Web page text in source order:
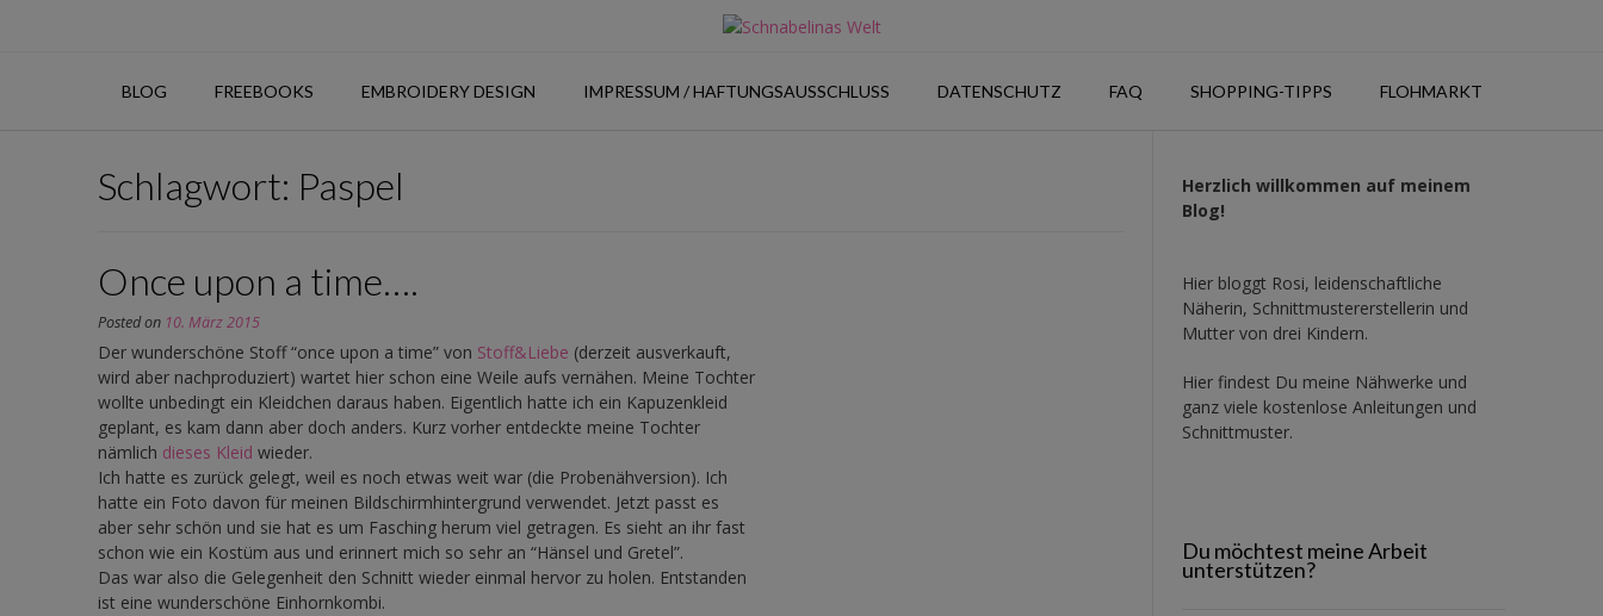
BLOG FREEBOOKS EMBROIDERY DESIGN IMPRESSUM / HAFTUNGSAUSSCHLUSS DATENSCHUTZ FAQ SHOPPING-TIPPS FLOHMARKT
Schlagwort: Paspel
Once upon a time….
Posted on 10. März 2015
Der wunderschöne Stoff “once upon a time” von Stoff&Liebe (derzeit ausverkauft,
wird aber nachproduziert) wartet hier schon eine Weile aufs vernähen. Meine Tochter
wollte unbedingt ein Kleidchen daraus haben. Eigentlich hatte ich ein Kapuzenkleid
geplant, es kam dann aber doch anders. Kurz vorher entdeckte meine Tochter
nämlich dieses Kleid wieder.
Ich hatte es zurück gelegt, weil es noch etwas weit war (die Probenähversion). Ich
hatte ein Foto davon für meinen Bildschirmhintergrund verwendet. Jetzt passt es
aber sehr schön und sie hat es um Fasching herum viel getragen. Es sieht an ihr fast
schon wie ein Kostüm aus und erinnert mich so sehr an “Hänsel und Gretel”.
Das war also die Gelegenheit den Schnitt wieder einmal hervor zu holen. Entstanden
ist eine wunderschöne Einhornkombi.
Herzlich willkommen auf meinem
Blog!
Hier bloggt Rosi, leidenschaftliche
Näherin, Schnittmustererstellerin und
Mutter von drei Kindern.
Hier findest Du meine Nähwerke und
ganz viele kostenlose Anleitungen und
Schnittmuster.
Du möchtest meine Arbeit
unterstützen?